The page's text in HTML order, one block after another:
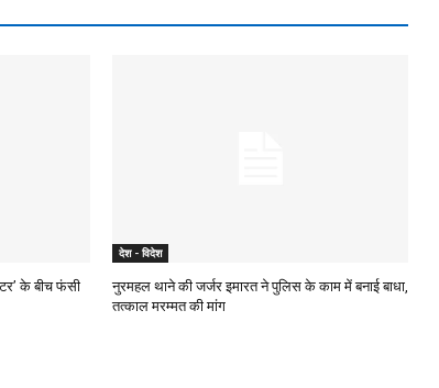
के बीच फंसी
देश - विदेश
नुरमहल थाने की जर्जर इमारत ने पुलिस के काम में बनाई बाधा,
तत्काल मरम्मत की मांग